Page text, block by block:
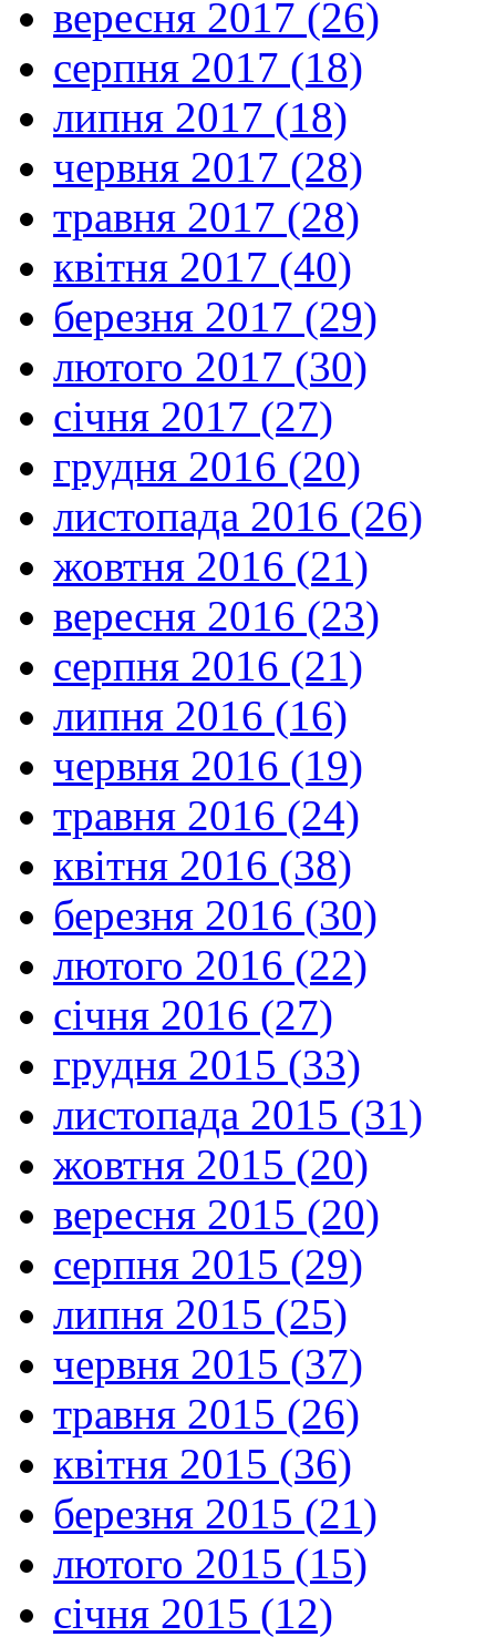
вересня 2017 (26)
серпня 2017 (18)
липня 2017 (18)
червня 2017 (28)
травня 2017 (28)
квітня 2017 (40)
березня 2017 (29)
лютого 2017 (30)
січня 2017 (27)
грудня 2016 (20)
листопада 2016 (26)
жовтня 2016 (21)
вересня 2016 (23)
серпня 2016 (21)
липня 2016 (16)
червня 2016 (19)
травня 2016 (24)
квітня 2016 (38)
березня 2016 (30)
лютого 2016 (22)
січня 2016 (27)
грудня 2015 (33)
листопада 2015 (31)
жовтня 2015 (20)
вересня 2015 (20)
серпня 2015 (29)
липня 2015 (25)
червня 2015 (37)
травня 2015 (26)
квітня 2015 (36)
березня 2015 (21)
лютого 2015 (15)
січня 2015 (12)